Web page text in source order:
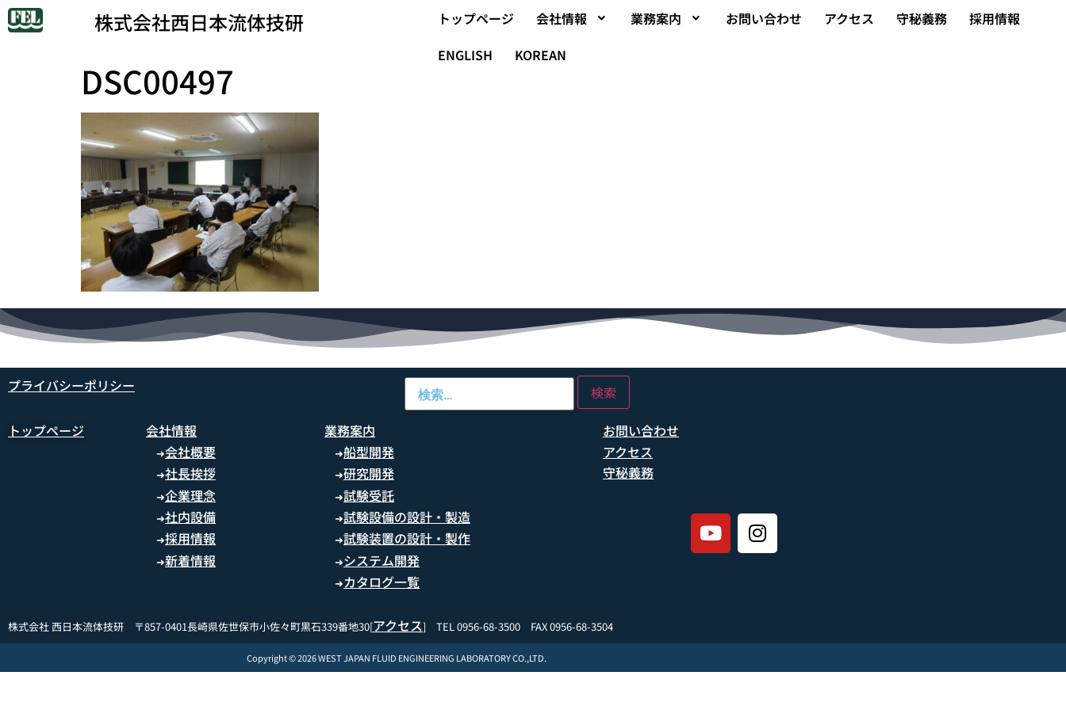
トップページ 会社情報 業務案内 お問い合わせ アクセス 守秘義務
採用情報
ENGLISH
KOREAN
株式会社西日本流体技研
DSC00497
プライバシーポリシー
トップページ 会社情報
➜会社概要
➜社長挨拶
➜企業理念
➜社内設備
➜採用情報
➜新着情報
業務案内
➜船型開発
➜研究開発
➜試験受託
➜試験設備の設計・製造
➜試験装置の設計・製作
➜システム開発
➜カタログ一覧
お問い合わせ
アクセス
守秘義務
株式会社 西日本流体技研 〒857-0401長崎県佐世保市小佐々町黒石339番地30[アクセス] TEL 0956-68-3500 FAX 0956-68-3504
Copyright © 2026 WEST JAPAN FLUID ENGINEERING LABORATORY CO.,LTD.